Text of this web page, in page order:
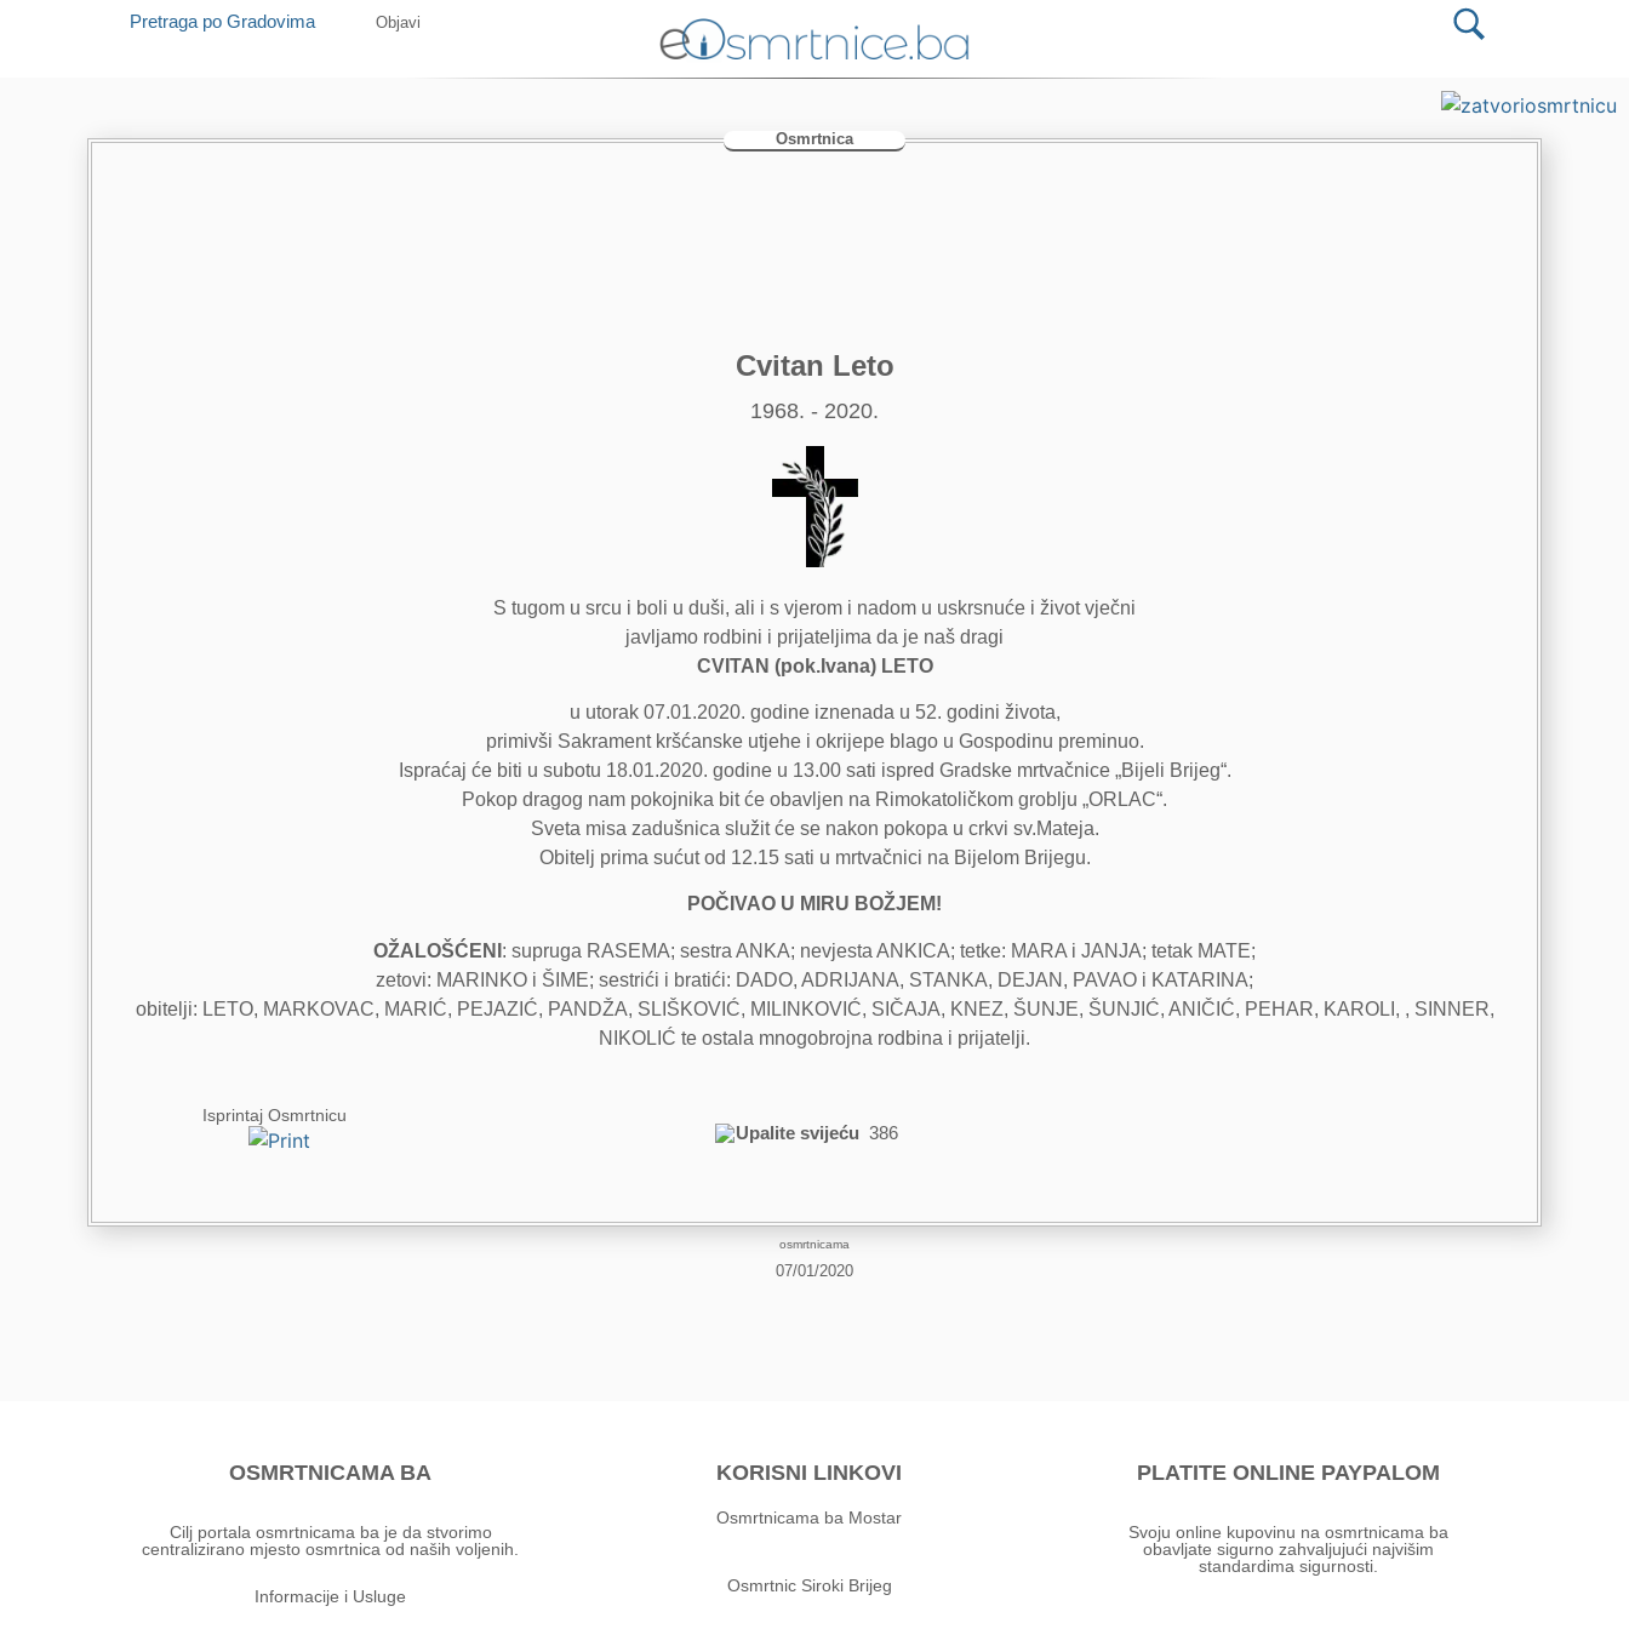
Pretraga po Gradovima Objavi
Osmrtnica
Cvitan Leto
1968. - 2020.
S tugom u srcu i boli u duši, ali i s vjerom i nadom u uskrsnuće i život vječni
javljamo rodbini i prijateljima da je naš dragi
CVITAN (pok.Ivana) LETO
u utorak 07.01.2020. godine iznenada u 52. godini života,
primivši Sakrament kršćanske utjehe i okrijepe blago u Gospodinu preminuo.
Ispraćaj će biti u subotu 18.01.2020. godine u 13.00 sati ispred Gradske mrtvačnice „Bijeli Brijeg“.
Pokop dragog nam pokojnika bit će obavljen na Rimokatoličkom groblju „ORLAC“.
Sveta misa zadušnica služit će se nakon pokopa u crkvi sv.Mateja.
Obitelj prima sućut od 12.15 sati u mrtvačnici na Bijelom Brijegu.
POČIVAO U MIRU BOŽJEM!
OŽALOŠĆENI : supruga RASEMA; sestra ANKA; nevjesta ANKICA; tetke: MARA i JANJA; tetak MATE;
zetovi: MARINKO i ŠIME; sestrići i bratići: DADO, ADRIJANA, STANKA, DEJAN, PAVAO i KATARINA;
obitelji: LETO, MARKOVAC, MARIĆ, PEJAZIĆ, PANDŽA, SLIŠKOVIĆ, MILINKOVIĆ, SIČAJA, KNEZ, ŠUNJE, ŠUNJIĆ, ANIČIĆ, PEHAR, KAROLI, , SINNER,
NIKOLIĆ te ostala mnogobrojna rodbina i prijatelji.
Isprintaj Osmrtnicu
Upalite svijeću 386
osmrtnicama
07/01/2020
OSMRTNICAMA BA
Cilj portala osmrtnicama ba je da stvorimo
centralizirano mjesto osmrtnica od naših voljenih.
Informacije i Usluge
KORISNI LINKOVI
Osmrtnicama ba Mostar
Osmrtnic Siroki Brijeg
PLATITE ONLINE PAYPALOM
Svoju online kupovinu na osmrtnicama ba
obavljate sigurno zahvaljujući najvišim
standardima sigurnosti.